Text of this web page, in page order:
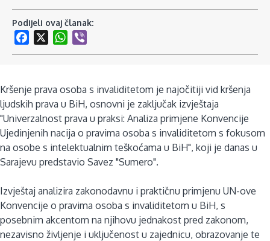
Podijeli ovaj članak:
Facebook
WhatsApp
Kršenje prava osoba s invaliditetom je najočitiji vid kršenja
ljudskih prava u BiH, osnovni je zaključak izvještaja
"Univerzalnost prava u praksi: Analiza primjene Konvencije
Ujedinjenih nacija o pravima osoba s invaliditetom s fokusom
na osobe s intelektualnim teškoćama u BiH", koji je danas u
Sarajevu predstavio Savez "Sumero".
Izvještaj analizira zakonodavnu i praktičnu primjenu UN-ove
Konvencije o pravima osoba s invaliditetom u BiH, s
posebnim akcentom na njihovu jednakost pred zakonom,
nezavisno življenje i uključenost u zajednicu, obrazovanje te